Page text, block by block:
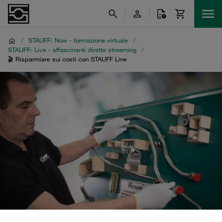
/ STAUFF: Now - formazione virtuale
/
STAUFF: Live - affascinanti dirette streaming
/
🎬 Risparmiare sui costi con STAUFF Line